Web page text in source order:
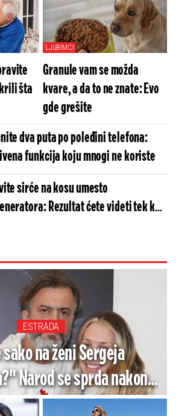
šta
LJUBIMCI
Granule vam se možda
kvare, a da to ne znate: Evo
gde grešite
dva puta po poleđini telefona:
funkcija koju mnogi ne koriste
sirće na kosu umesto
Rezultat ćete videti tek kad
ESTRADA
na ženi Sergeja
Narod se sprda nakon
"sapleo" i upao joj u